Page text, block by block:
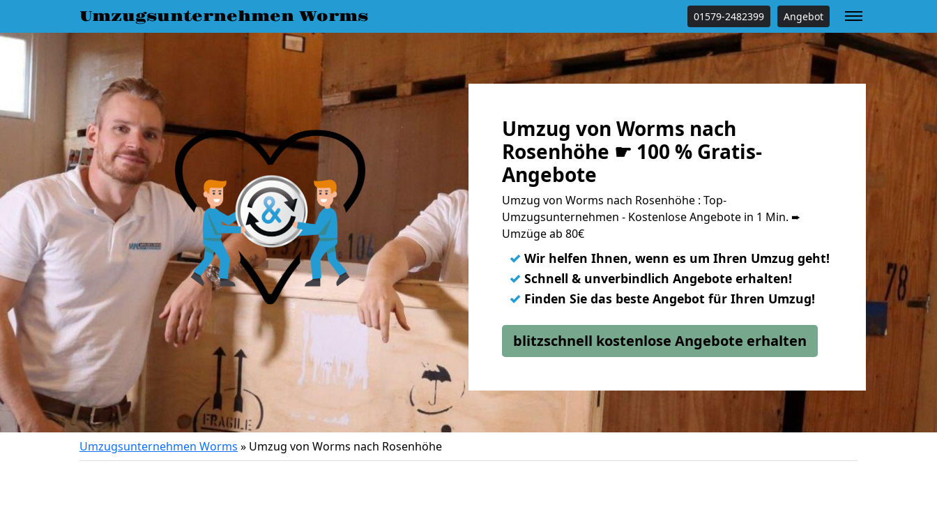
Umzugsunternehmen Worms 01579-2482399 Angebot
Umzug von Worms nach
Rosenhöhe ☛ 100 % Gratis-
Angebote
Umzug von Worms nach Rosenhöhe : Top-
Umzugsunternehmen - Kostenlose Angebote in 1 Min. ➨
Umzüge ab 80€
✓ Wir helfen Ihnen, wenn es um Ihren Umzug geht!
✓ Schnell & unverbindlich Angebote erhalten!
✓ Finden Sie das beste Angebot für Ihren Umzug!
blitzschnell kostenlose Angebote erhalten
Umzugsunternehmen Worms » Umzug von Worms nach Rosenhöhe